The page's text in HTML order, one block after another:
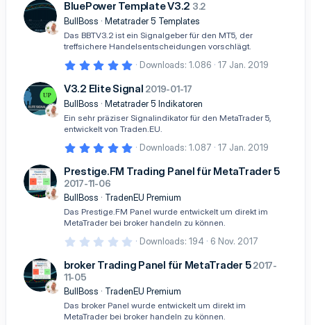
)0
S
t
e
r
)
BluePower Template V3.2 3.2
BullBoss
Metatrader 5 Templates
Das BBTV3.2 ist ein Signalgeber für den MT5, der
treffsichere Handelsentscheidungen vorschlägt.
5
0
S
t
e
r
)
Downloads 1.086 17 Jan. 2019
V3.2 Elite Signal 2019-01-17
BullBoss
Metatrader 5 Indikatoren
Ein sehr präziser Signalindikator für den MetaTrader 5,
entwickelt von Traden.EU.
5
0
0
t
r
n
e
Downloads 1.087 17 Jan. 2019
Prestige.FM Trading Panel für MetaTrader 5
2017-11-06
BullBoss
TradenEU Premium
Das Prestige.FM Panel wurde entwickelt um direkt im
MetaTrader bei broker handeln zu können.
0
0
t
r
n
Downloads 194 6 Nov. 2017
broker Trading Panel für MetaTrader 5 2017-
11-05
BullBoss
TradenEU Premium
Das broker Panel wurde entwickelt um direkt im
MetaTrader bei broker handeln zu können.